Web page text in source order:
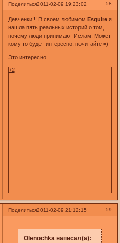
Поделиться 58
2011-02-09 19:23:02
Девченки!!! В своем любимом Esquireя
нашла пять реальных историй о том,
почему люди принимают Ислам. Может
кому то будет интересно, почитайте =)
Это интересно.
+2
Поделиться 59
2011-02-09 21:12:15
Olenochka написал(а):